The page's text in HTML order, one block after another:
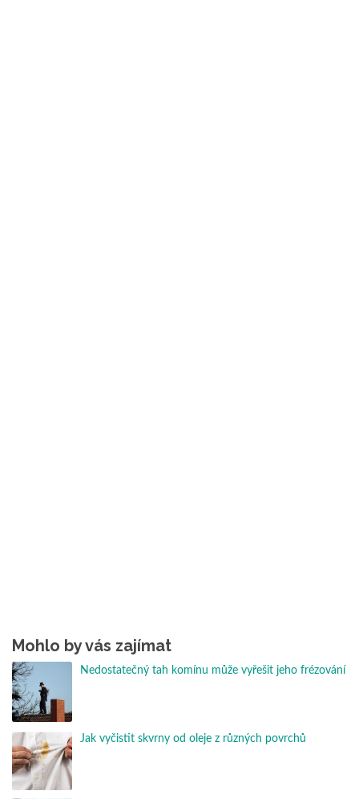
Mohlo by vás zajímat
Nedostatečný tah komínu může vyřešit jeho frézování
Jak vyčistit skvrny od oleje z různých povrchů